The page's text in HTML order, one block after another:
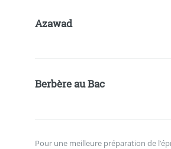
Azawad
Berbère au Bac
Pour une meilleure préparation de